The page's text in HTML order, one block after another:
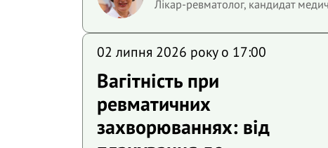
Лікар-ревматолог, кандидат
02 липня 2026 року o 17:00
Вагітність при
ревматичних
захворюваннях: від